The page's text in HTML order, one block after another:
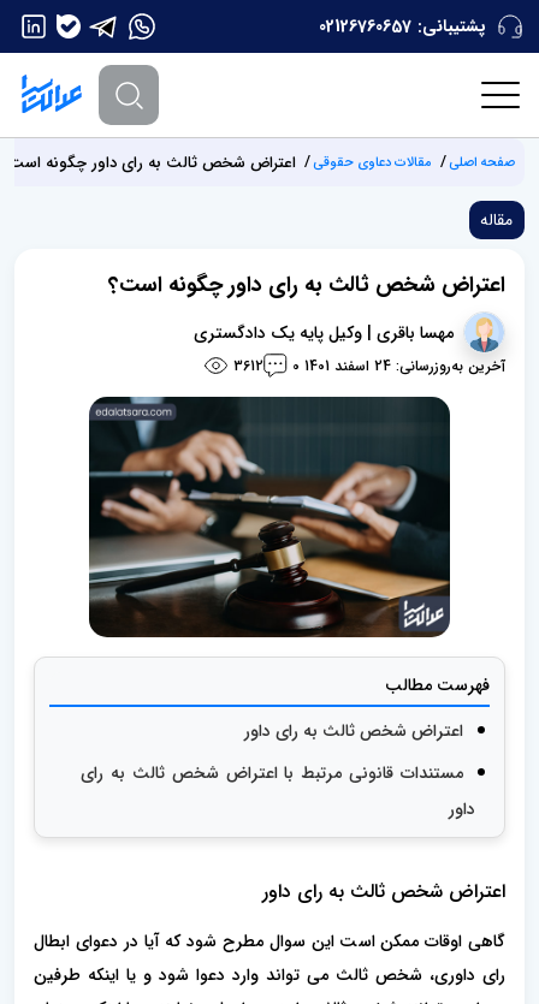
پشتیبانی: 02126760657
صفحه اصلی مقالات دعاوی حقوقی اعتراض شخص ثالث به رای داور چگونه است؟
مقاله
اعتراض شخص ثالث به رای داور چگونه است؟
مهسا باقری | وکیل پایه یک دادگستری
آخرین به‌روزرسانی: 24 اسفند 1401 0
3612
فهرست مطالب
اعتراض شخص ثالث به رای داور
مستندات قانونی مرتبط با اعتراض شخص ثالث به رای
داور
اعتراض شخص ثالث به رای داور
گاهی اوقات ممکن است این سوال مطرح شود که آیا در دعوای ابطال
رای داوری، شخص ثالث می تواند وارد دعوا شود و یا اینکه طرفین